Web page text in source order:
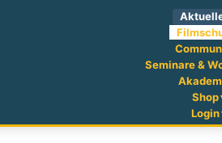
Seminare &
Shop
Login